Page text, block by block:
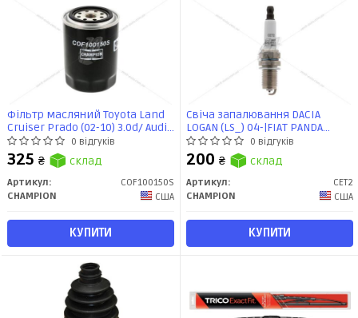
Фільтр масляний Toyota Land
Cruiser Prado (02-10) 3.0d/ Audi
A4 (B5,B6) 1.8i, 1.9d, 2.6i, 2.8i
(COF100150S) CHAMPION
0 відгуків
325 ₴ склад
Артикул:
COF100150S
CHAMPION
США
КУПИТИ
Свіча запалювання DACIA
LOGAN (LS_) 04-|FIAT PANDA
(169_) 03-, PUNTO (176_) (CET2)
CHAMPION
0 відгуків
200 ₴ склад
Артикул:
CET2
CHAMPION
США
КУПИТИ